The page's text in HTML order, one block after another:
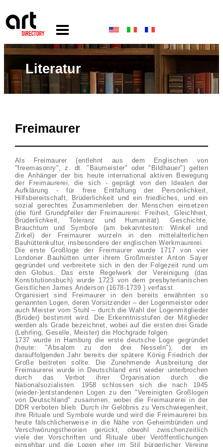
Literatur
Freimaurer
Als Freimaurer (entlehnt aus dem Englischen von
"freemasonry", z. dt. "Baumeister" oder "Bildhauer") gelten
die Anhänger der bis heute international aktiven Bewegung
der Freimaurerei, die sich - geprägt von den Idealen der
Aufklärung - für freie Entfaltung der Persönlichkeit,
Hilfsbereitschaft, Brüderlichkeit und ein friedliches, und ein
sozial gerechtes Zusammenleben der Menschen einsetzen
(die fünf Grundpfeiler der Freimaurerei: Freiheit, Gleichheit,
Brüderlichkeit, Toleranz und Humanität). Geschichte,
Brauchtum und Symbole (am bekanntesten: Winkel und
Zirkel) der Freimaurer wurzeln in den mittelalterlichen
Bauhüttenkultur, insbesondere der englischen Werkmaurerei.
Die erste Großloge der Freimaurer wurde 1717 von vier
Londoner Bauhütten unter ihrem Großmeister Anton Sayer
gegründet und verbreitete sich in den der Folgezeit rund um
den Globus. Das erste Regelwerk der Vereinigung (das
Konstitutionsbuch) wurde 1723 von dem presbyterianischen
Geistlichen James Anderson (1678-1739 ) verfasst.
Organisiert sind Freimaurer in den bereits erwähnten so
genannten Logen, deren Vorsitzender – der Logenmeister oder
auch Meister vom Stuhl – durch die Wahl der Logenmitglieder
(Brüder) bestimmt wird. Die Erkenntnisstufen der Mitglieder
werden als Grade bezeichnet, wobei auf die ersten drei Grade
(Lehrling, Geselle, Meister) die Hochgrade folgen.
1737 wurde in Hamburg die erste deutsche Loge gegründet
(heute: "Absalom zu den drei Nesseln"), der im
darauffolgenden Jahr bereits der spätere König Friedrich der
Große beitreten sollte. Die Zunehmende Ausbreitung der
Freimaurerei wurde in Deutschland erst wieder unterbrochen
durch das Verbot ihrer Organisation durch die
Nationalsozialisten. 1958 schlossen sich die nach 1945
(wieder-)entstandenen Logen zu den "Vereinigten Großlogen
von Deutschland" zusammen, wobei die Freimaurerei in der
DDR verboten blieb. Durch ihr Gelöbnis zu Verschwiegenheit,
ihre Rituale und Symbole wurde und wird die Freimaurerei bis
heute fälschlicherweise in die Nähe von Geheimbünden und
Verschwörungstheorien gerückt, obwohl zwischenzeitlich
viele der Vorschriften und Rituale über Veröffentlichungen
einsehbar und die Logen eher im Stil bürgerlicher Vereine